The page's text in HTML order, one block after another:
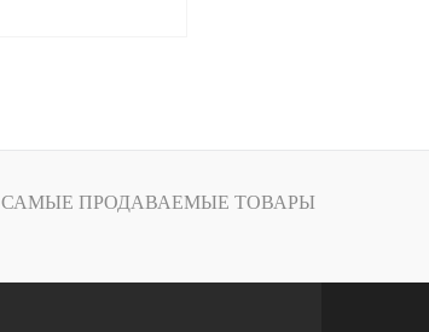
Сравнение
САМЫЕ ПРОДАВАЕМЫЕ ТОВАРЫ